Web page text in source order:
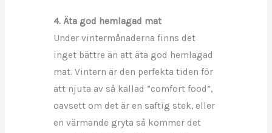
4. Äta god hemlagad mat
Under vintermånaderna finns det
inget bättre än att äta god hemlagad
mat. Vintern är den perfekta tiden för
att njuta av så kallad ”comfort food”,
oavsett om det är en saftig stek, eller
en värmande gryta så kommer det